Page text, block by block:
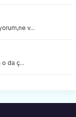
v...
da ç...